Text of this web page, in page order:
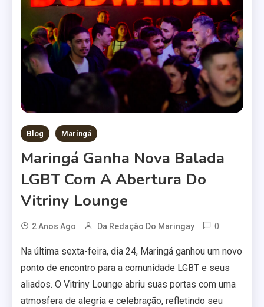
Blog Maringá
Maringá Ganha Nova Balada
LGBT Com A Abertura Do
Vitriny Lounge
2 Anos Ago Da Redação Do Maringay 0
Na última sexta-feira, dia 24, Maringá ganhou um novo
ponto de encontro para a comunidade LGBT e seus
aliados. O Vitriny Lounge abriu suas portas com uma
atmosfera de alegria e celebração, refletindo seu